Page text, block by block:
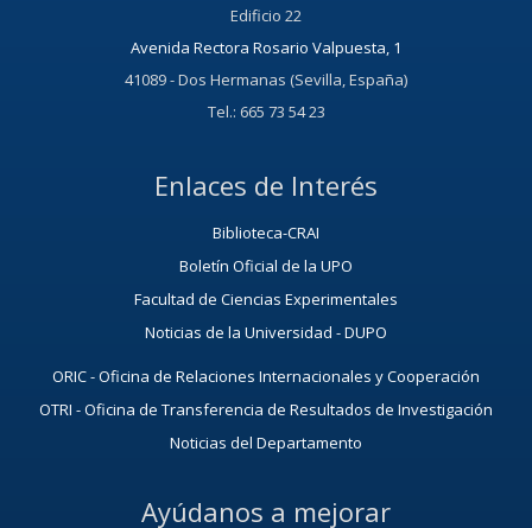
Edificio 22
Avenida Rectora Rosario Valpuesta, 1
41089 - Dos Hermanas (Sevilla, España)
Tel.: 665 73 54 23
Enlaces de Interés
Biblioteca-CRAI
Boletín Oficial de la UPO
Facultad de Ciencias Experimentales
Noticias de la Universidad - DUPO
ORIC - Oficina de Relaciones Internacionales y Cooperación
OTRI - Oficina de Transferencia de Resultados de Investigación
Noticias del Departamento
Ayúdanos a mejorar